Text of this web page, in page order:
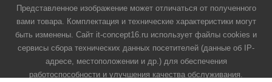
Представленное изображение может отличаться от полученного
вами товара. Комплектация и технические характеристики могут
быть изменены. Сайт it-concept16.ru использует файлы cookies и
сервисы сбора технических данных посетителей (данные об IP-
адресе, местоположении и др.) для обеспечения
работоспособности и улучшения качества обслуживания.